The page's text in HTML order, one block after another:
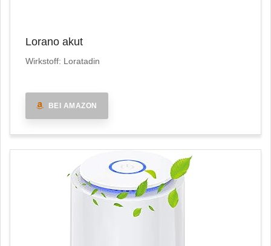
Lorano akut
Wirkstoff: Loratadin
BEI AMAZON